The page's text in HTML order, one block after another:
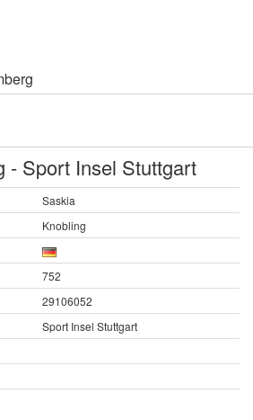
- Sport Insel Stuttgart
Saskia
Knobling
752
29106052
Sport Insel Stuttgart